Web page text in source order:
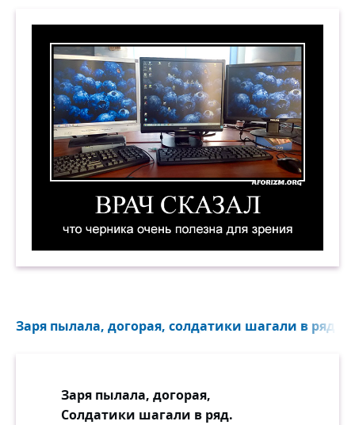
Заря пылала, догорая, солдатики шагали в ряд...
Заря пылала, догорая,
Солдатики шагали в ряд.